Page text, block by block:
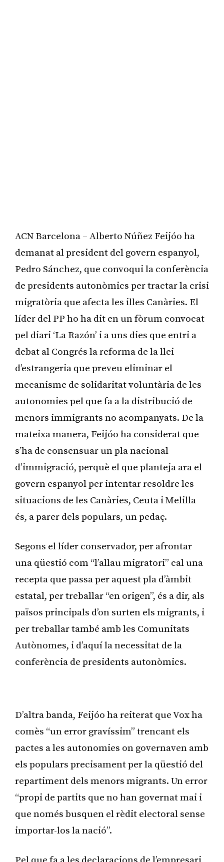
ACN Barcelona – Alberto Núñez Feijóo ha
demanat al president del govern espanyol,
Pedro Sánchez, que convoqui la conferència
de presidents autonòmics per tractar la crisi
migratòria que afecta les illes Canàries. El
líder del PP ho ha dit en un fòrum convocat
pel diari ‘La Razón’ i a uns dies que entri a
debat al Congrés la reforma de la llei
d’estrangeria que preveu eliminar el
mecanisme de solidaritat voluntària de les
autonomies pel que fa a la distribució de
menors immigrants no acompanyats. De la
mateixa manera, Feijóo ha considerat que
s’ha de consensuar un pla nacional
d’immigració, perquè el que planteja ara el
govern espanyol per intentar resoldre les
situacions de les Canàries, Ceuta i Melilla
és, a parer dels populars, un pedaç.
Segons el líder conservador, per afrontar
una qüestió com “l’allau migratori” cal una
recepta que passa per aquest pla d’àmbit
estatal, per treballar “en origen”, és a dir, als
països principals d’on surten els migrants, i
per treballar també amb les Comunitats
Autònomes, i d’aquí la necessitat de la
conferència de presidents autonòmics.
D’altra banda, Feijóo ha reiterat que Vox ha
comès “un error gravíssim” trencant els
pactes a les autonomies on governaven amb
els populars precisament per la qüestió del
repartiment dels menors migrants. Un error
“propi de partits que no han governat mai i
que només busquen el rèdit electoral sense
importar-los la nació”.